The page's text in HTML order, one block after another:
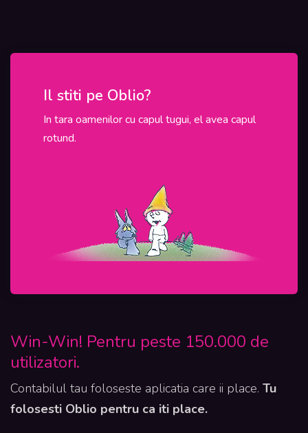
Il stiti pe Oblio?
In tara oamenilor cu capul tugui, el avea capul
rotund.
Win-Win! Pentru peste 150.000 de
utilizatori.
Contabilul tau foloseste aplicatia care ii place. Tu
folosesti Oblio pentru ca iti place.